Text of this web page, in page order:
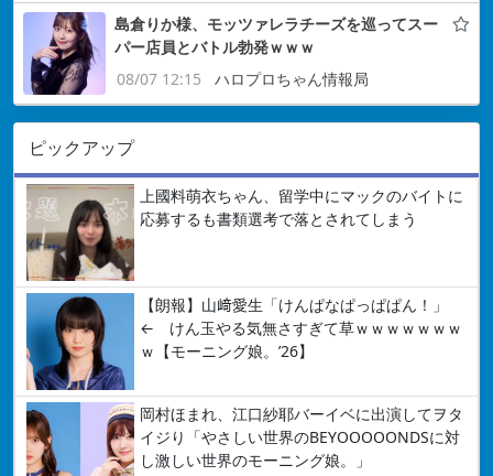
島倉りか様、モッツァレラチーズを巡ってスー
パー店員とバトル勃発ｗｗｗ
08/07 12:15
ハロプロちゃん情報局
ピックアップ
上國料萌衣ちゃん、留学中にマックのバイトに
応募するも書類選考で落とされてしまう
【朗報】山﨑愛生「けんぱなぱっぱぱん！」
← けん玉やる気無さすぎて草ｗｗｗｗｗｗｗ
ｗ【モーニング娘。’26】
岡村ほまれ、江口紗耶バーイベに出演してヲタ
イジり「やさしい世界のBEYOOOOONDSに対
し激しい世界のモーニング娘。」